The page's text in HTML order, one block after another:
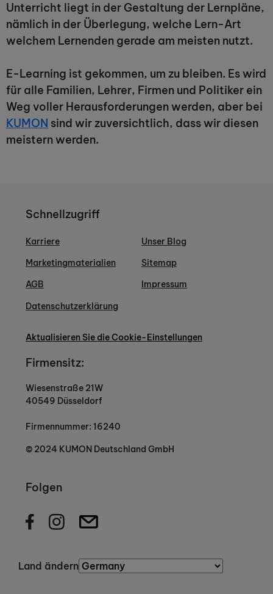
Unterricht liegt in der Gestaltung der Lernpläne,
nämlich in der Überlegung, welche Lern-Art
welchem Lernenden gerade am meisten nutzt.
E-Learning ist gekommen, um zu bleiben. Es wird
für alle Familien, Lehrer, Firmen und Politiker ein
Weg voller Herausforderungen werden, aber bei
KUMON sind wir zuversichtlich, dass wir diesen
meistern werden.
Schnellzugriff
Karriere
Marketingmaterialien
AGB
Datenschutzerklärung
Unser Blog
Sitemap
Impressum
Aktualisieren Sie die Cookie-Einstellungen
Firmensitz:
Wiesenstraße 21W
40549 Düsseldorf
Firmennummer: 16240
© 2024 KUMON Deutschland GmbH
Folgen
Land ändern